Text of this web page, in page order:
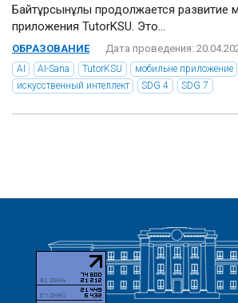
Байтұрсынұлы продолжается развитие
приложения TutorKSU. Это...
ОБРАЗОВАНИЕ Дата проведения:
AI AI-Sana TutorKSU мобильне приложение
искусственный интеллект
SDG 4 SDG 7